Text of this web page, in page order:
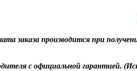
заказа производится при
с официальной гарантией.